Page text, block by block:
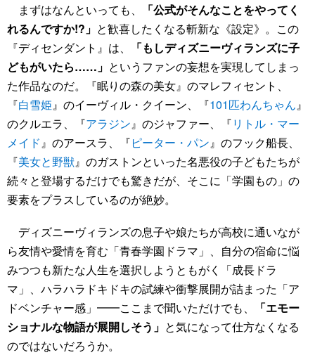
まずはなんといっても、
「公式がそんなことをやってく
れるんですか!?」 と歓喜したくなる斬新な《設定》。この
『ディセンダント』は、
「もしディズニーヴィランズに子
どもがいたら……」 というファンの妄想を実現してしまっ
た作品なのだ。『眠りの森の美女』のマレフィセント、
『白雪姫』のイーヴィル・クイーン、『101匹わんちゃん』
のクルエラ、『アラジン』のジャファー、『リトル・マー
メイド』のアースラ、『ピーター・パン』のフック船長、
『美女と野獣』のガストンといった名悪役の子どもたちが
続々と登場するだけでも驚きだが、そこに「学園もの」の
要素をプラスしているのが絶妙。
ディズニーヴィランズの息子や娘たちが高校に通いなが
ら友情や愛情を育む「青春学園ドラマ」、自分の宿命に悩
みつつも新たな人生を選択しようともがく「成長ドラ
マ」、ハラハラドキドキの試練や衝撃展開が詰まった「ア
ドベンチャー感」━━ここまで聞いただけでも、
「エモー
ショナルな物語が展開しそう」 と気になって仕方なくなる
のではないだろうか。